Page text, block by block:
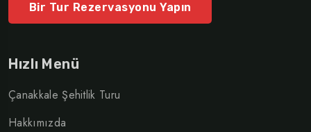
Bir Tur Rezervasyonu Yapın
Hızlı Menü
Çanakkale Şehitlik Turu
Hakkımızda